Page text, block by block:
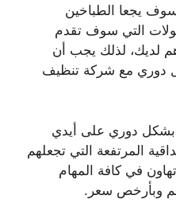
يجعا الطباخين
التي سوف تقدم
لديك، لذلك يجب أن
دوري مع شركة تنظيف
دوري على أيدي
المرتفعة التي تجعلهم
في كافة المهام
وبأرخص سعر.